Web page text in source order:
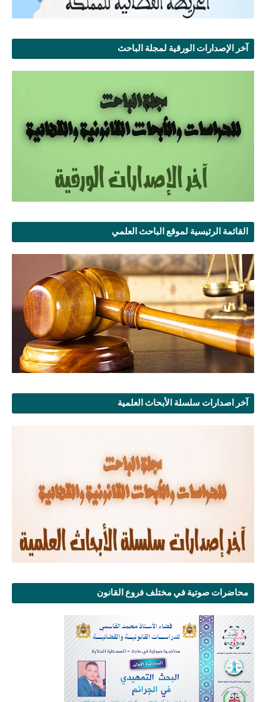
آخر الإصدارات الورقية لمجلة الباحث
القائمة الرئيسية لموقع الباحث العلمي
آخر اصدارات سلسلة الأبحاث العلمية
محاضرات صوتية في مختلف فروع القانون